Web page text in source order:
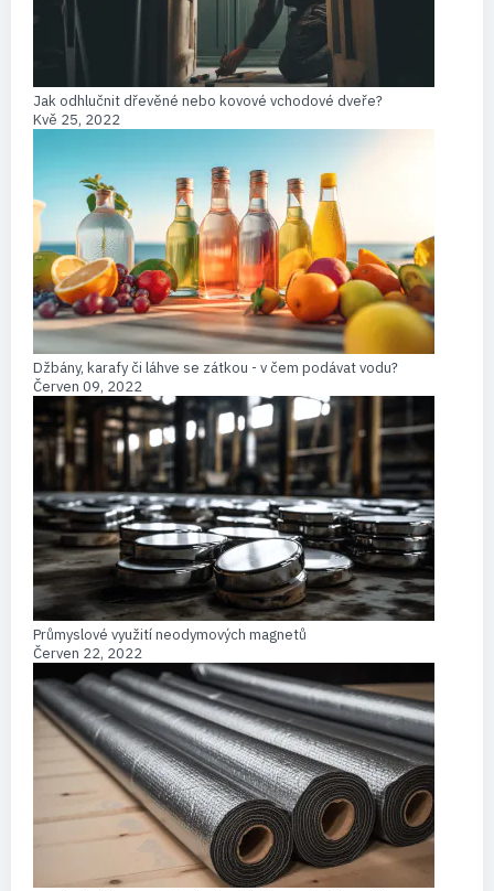
Jak odhlučnit dřevěné nebo kovové vchodové dveře?
Kvě 25, 2022
Džbány, karafy či láhve se zátkou - v čem podávat vodu?
Červen 09, 2022
Průmyslové využití neodymových magnetů
Červen 22, 2022